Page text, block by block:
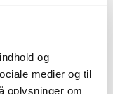
og
medier og til
oplysninger om